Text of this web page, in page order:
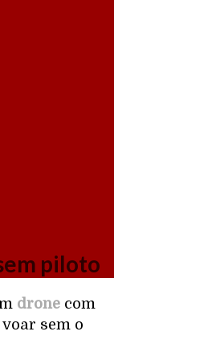
piloto
dronecom
sem o